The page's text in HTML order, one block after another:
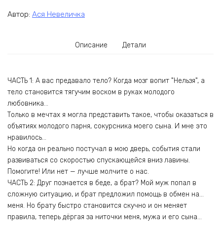
Автор: Ася Невеличка
Описание Детали
ЧАСТЬ 1: А вас предавало тело? Когда мозг вопит "Нельзя", а
тело становится тягучим воском в руках молодого
любовника…
Только в мечтах я могла представить такое, чтобы оказаться в
объятиях молодого парня, сокурсника моего сына. И мне это
нравилось…
Но когда он реально постучал в мою дверь, события стали
развиваться со скоростью спускающейся вниз лавины.
Помогите! Или нет — лучше молчите о нас.
ЧАСТЬ 2: Друг познается в беде, а брат? Мой муж попал в
сложную ситуацию, и брат предложил помощь в обмен на…
меня. Но брату быстро становится скучно и он меняет
правила, теперь дёргая за ниточки меня, мужа и его сына…